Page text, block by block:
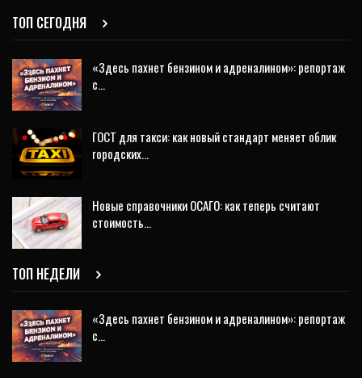
ТОП СЕГОДНЯ
«Здесь пахнет бензином и адреналином»: репортаж
с…
ГОСТ для такси: как новый стандарт меняет облик
городских…
Новые справочники ОСАГО: как теперь считают
стоимость…
ТОП НЕДЕЛИ
«Здесь пахнет бензином и адреналином»: репортаж
с…